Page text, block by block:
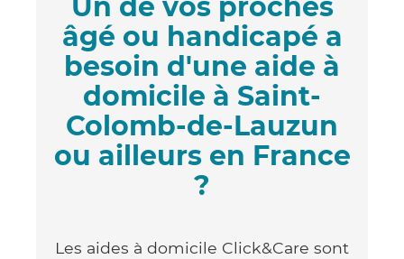
Un de vos proches
âgé ou handicapé a
besoin d'une aide à
domicile à Saint-
Colomb-de-Lauzun
ou ailleurs en France
?
Les aides à domicile Click&Care sont